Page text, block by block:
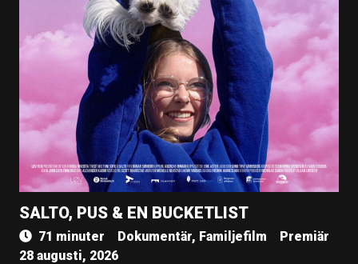
SALTO, PUS & EN BUCKETLIST
71 minuter Dokumentär, Familjefilm
Premiär
28 augusti, 2026